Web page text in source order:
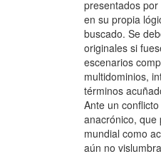
presentados
en su propia
buscado. Se
originales si
escenarios
multidominios,
términos
Ante un
anacrónico, que
mundial como
aún no